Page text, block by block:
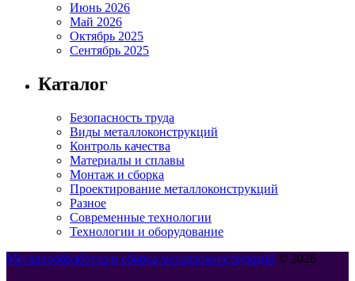
Июнь 2026
Май 2026
Октябрь 2025
Сентябрь 2025
Каталог
Безопасность труда
Виды металлоконструкций
Контроль качества
Материалы и сплавы
Монтаж и сборка
Проектирование металлоконструкций
Разное
Современные технологии
Технологии и оборудование
Металлообработка и сборка металлоконструкций © 2026